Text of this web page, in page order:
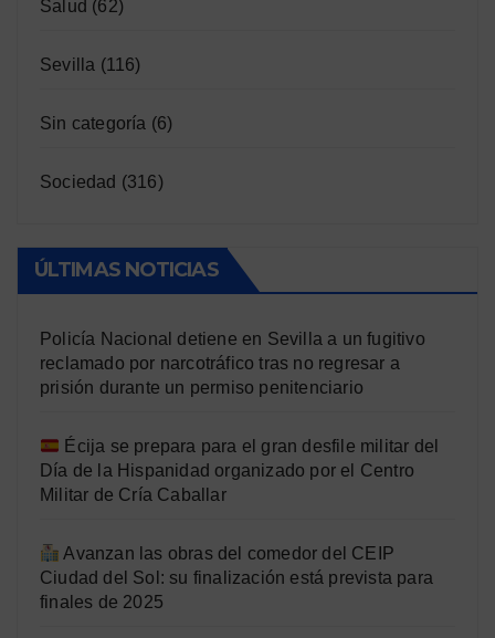
Salud (62)
Sevilla (116)
Sin categoría (6)
Sociedad (316)
ÚLTIMAS NOTICIAS
Policía Nacional detiene en Sevilla a un fugitivo
reclamado por narcotráfico tras no regresar a
prisión durante un permiso penitenciario
Écija se prepara para el gran desfile militar del
Día de la Hispanidad organizado por el Centro
Militar de Cría Caballar
Avanzan las obras del comedor del CEIP
Ciudad del Sol: su finalización está prevista para
finales de 2025